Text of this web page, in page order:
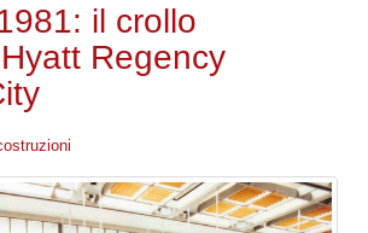
il crollo
Regency